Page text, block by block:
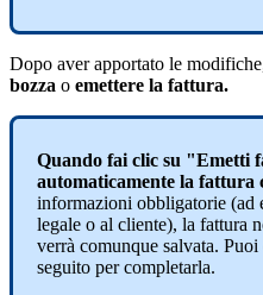
Dopo aver apportato le modifiche
bozza o emettere la fattura.
Quando fai clic su "Emetti
automaticamente la fattura
informazioni obbligatorie (ad
legale o al cliente), la fattura
verrà comunque salvata. Puoi
seguito per completarla.